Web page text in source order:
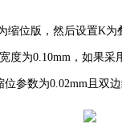
缩位版，然后设置K
度为0.10mm，如果
参数为0.02mm且双